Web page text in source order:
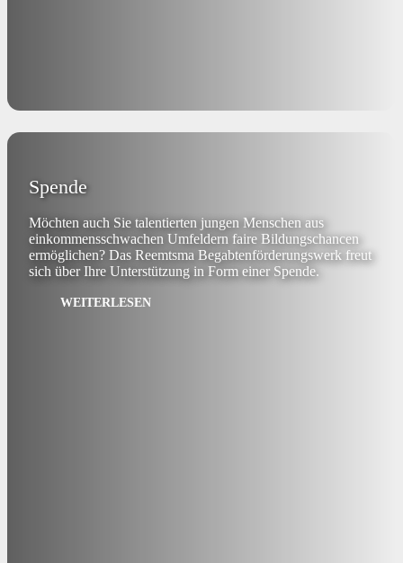
Spende
Möchten auch Sie talentierten jungen Menschen aus
einkommensschwachen Umfeldern faire Bildungschancen
ermöglichen? Das Reemtsma Begabtenförderungswerk freut
sich über Ihre Unterstützung in Form einer Spende.
WEITERLESEN